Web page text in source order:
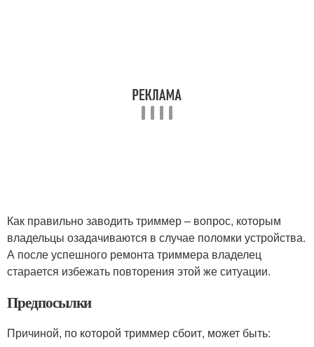
Как правильно заводить триммер – вопрос, которым
владельцы озадачиваются в случае поломки устройства.
А после успешного ремонта триммера владелец
старается избежать повторения этой же ситуации.
Предпосылки
Причиной, по которой триммер сбоит, может быть: